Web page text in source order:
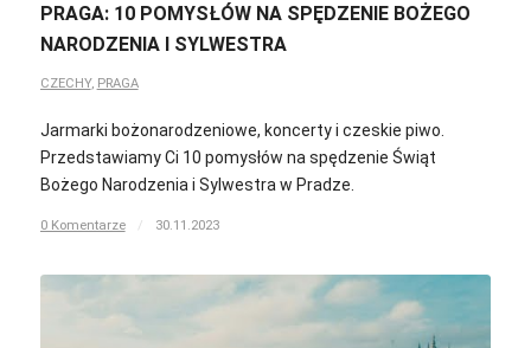
PRAGA: 10 POMYSŁÓW NA SPĘDZENIE BOŻEGO
NARODZENIA I SYLWESTRA
CZECHY, PRAGA
Jarmarki bożonarodzeniowe, koncerty i czeskie piwo.
Przedstawiamy Ci 10 pomysłów na spędzenie Świąt
Bożego Narodzenia i Sylwestra w Pradze.
0 Komentarze / 30.11.2023